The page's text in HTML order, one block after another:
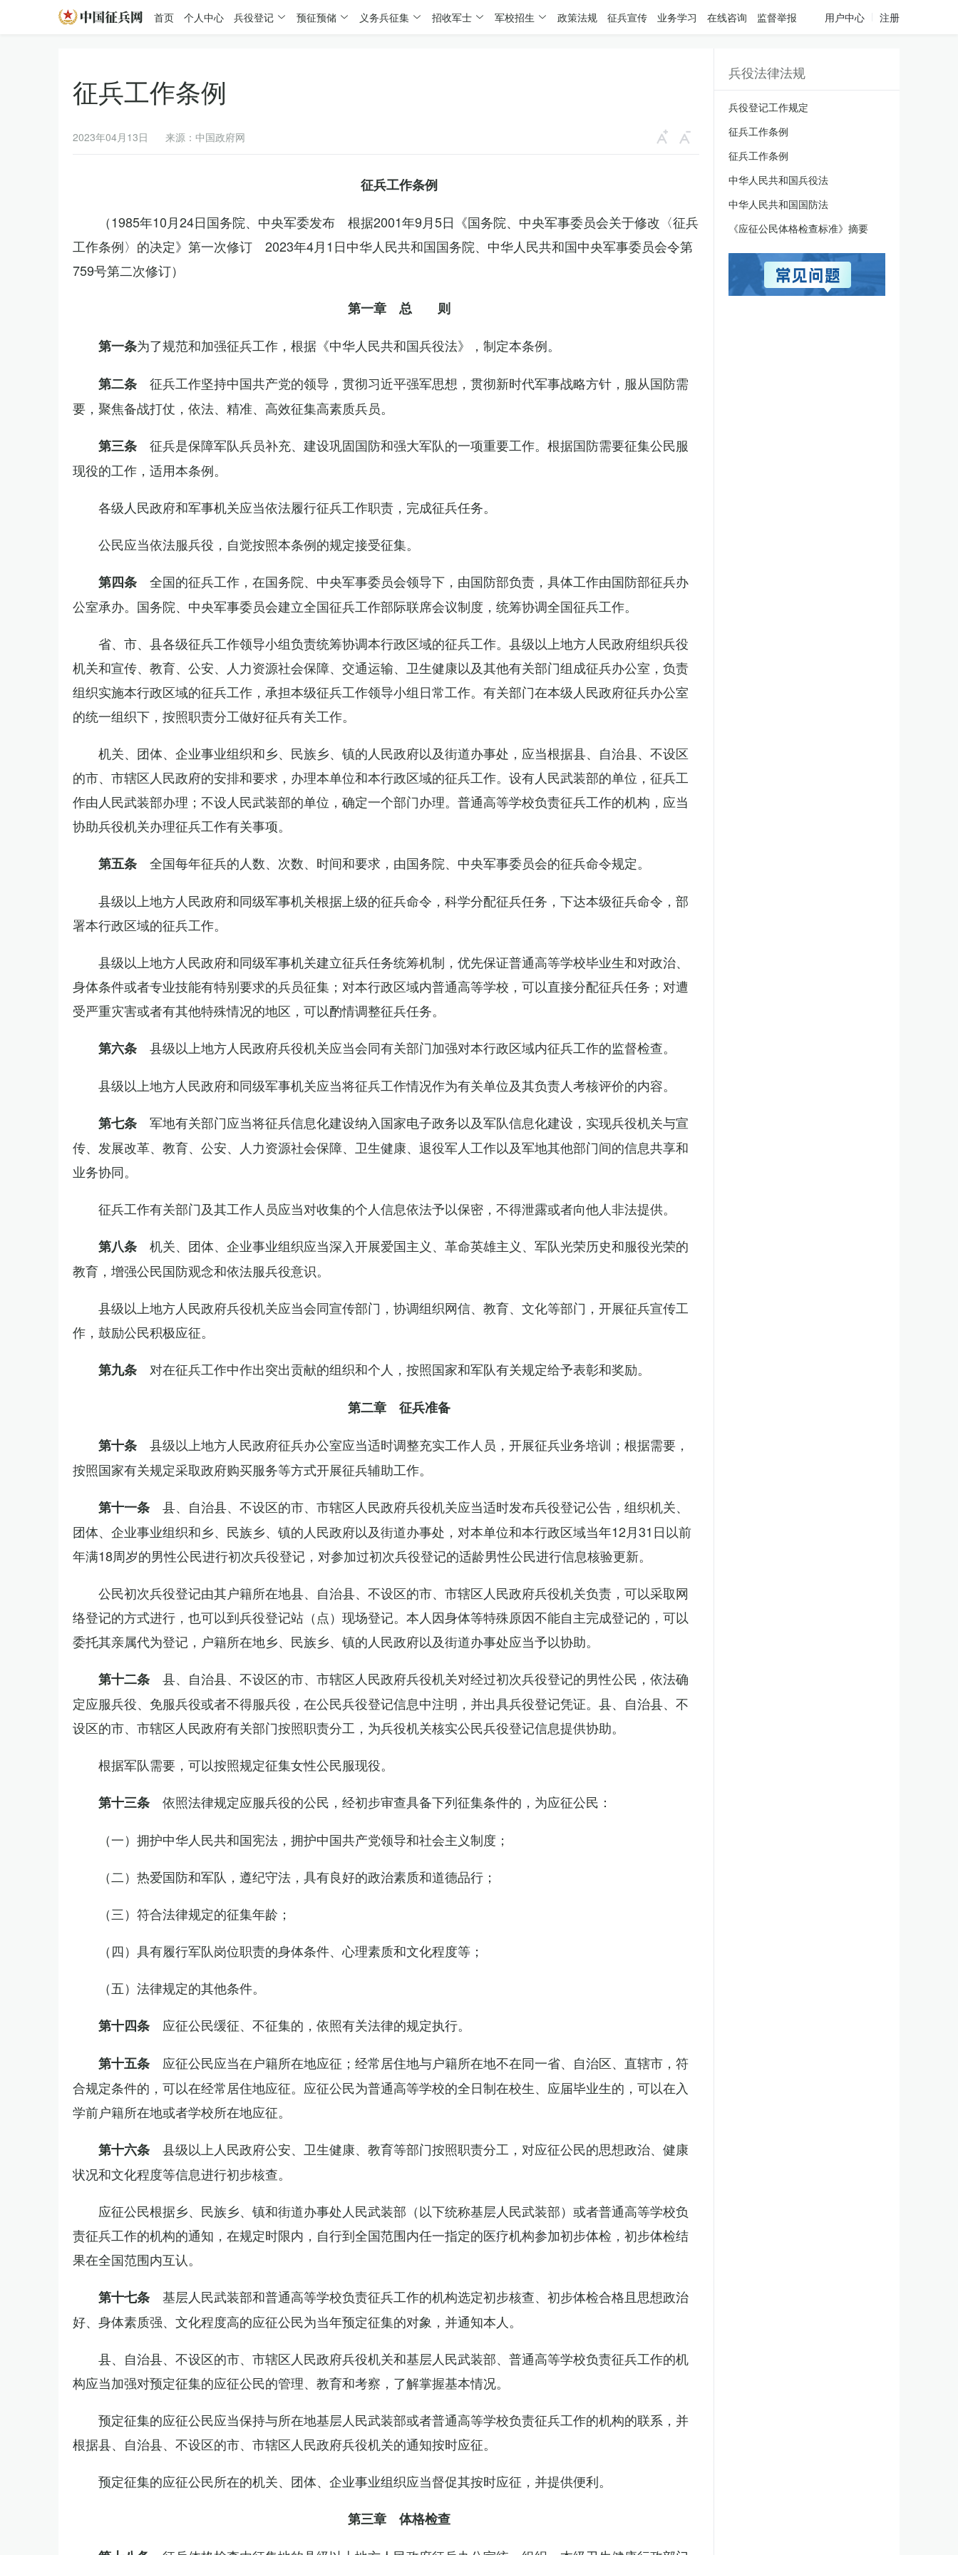
首页 个人中心 兵役登记 预征预储 义务兵征集 招收军士 军校招生 政策法规 征兵宣传 业务学习 在线咨询 监督举报 用户中心 注册
征兵工作条例
2023年04月13日 来源：中国政府网
征兵工作条例
（1985年10月24日国务院、中央军委发布 根据2001年9月5日《国务院、中央军事委员会关于修改〈征兵
工作条例〉的决定》第一次修订 2023年4月1日中华人民共和国国务院、中华人民共和国中央军事委员会令第
759号第二次修订）
第一章 总 则
第一条为了规范和加强征兵工作，根据《中华人民共和国兵役法》，制定本条例。
第二条 征兵工作坚持中国共产党的领导，贯彻习近平强军思想，贯彻新时代军事战略方针，服从国防需
要，聚焦备战打仗，依法、精准、高效征集高素质兵员。
第三条 征兵是保障军队兵员补充、建设巩固国防和强大军队的一项重要工作。根据国防需要征集公民服
现役的工作，适用本条例。
各级人民政府和军事机关应当依法履行征兵工作职责，完成征兵任务。
公民应当依法服兵役，自觉按照本条例的规定接受征集。
第四条 全国的征兵工作，在国务院、中央军事委员会领导下，由国防部负责，具体工作由国防部征兵办
公室承办。国务院、中央军事委员会建立全国征兵工作部际联席会议制度，统筹协调全国征兵工作。
省、市、县各级征兵工作领导小组负责统筹协调本行政区域的征兵工作。县级以上地方人民政府组织兵役
机关和宣传、教育、公安、人力资源社会保障、交通运输、卫生健康以及其他有关部门组成征兵办公室，负责
组织实施本行政区域的征兵工作，承担本级征兵工作领导小组日常工作。有关部门在本级人民政府征兵办公室
的统一组织下，按照职责分工做好征兵有关工作。
机关、团体、企业事业组织和乡、民族乡、镇的人民政府以及街道办事处，应当根据县、自治县、不设区
的市、市辖区人民政府的安排和要求，办理本单位和本行政区域的征兵工作。设有人民武装部的单位，征兵工
作由人民武装部办理；不设人民武装部的单位，确定一个部门办理。普通高等学校负责征兵工作的机构，应当
协助兵役机关办理征兵工作有关事项。
第五条 全国每年征兵的人数、次数、时间和要求，由国务院、中央军事委员会的征兵命令规定。
县级以上地方人民政府和同级军事机关根据上级的征兵命令，科学分配征兵任务，下达本级征兵命令，部
署本行政区域的征兵工作。
县级以上地方人民政府和同级军事机关建立征兵任务统筹机制，优先保证普通高等学校毕业生和对政治、
身体条件或者专业技能有特别要求的兵员征集；对本行政区域内普通高等学校，可以直接分配征兵任务；对遭
受严重灾害或者有其他特殊情况的地区，可以酌情调整征兵任务。
第六条 县级以上地方人民政府兵役机关应当会同有关部门加强对本行政区域内征兵工作的监督检查。
县级以上地方人民政府和同级军事机关应当将征兵工作情况作为有关单位及其负责人考核评价的内容。
第七条 军地有关部门应当将征兵信息化建设纳入国家电子政务以及军队信息化建设，实现兵役机关与宣
传、发展改革、教育、公安、人力资源社会保障、卫生健康、退役军人工作以及军地其他部门间的信息共享和
业务协同。
征兵工作有关部门及其工作人员应当对收集的个人信息依法予以保密，不得泄露或者向他人非法提供。
第八条 机关、团体、企业事业组织应当深入开展爱国主义、革命英雄主义、军队光荣历史和服役光荣的
教育，增强公民国防观念和依法服兵役意识。
县级以上地方人民政府兵役机关应当会同宣传部门，协调组织网信、教育、文化等部门，开展征兵宣传工
作，鼓励公民积极应征。
第九条 对在征兵工作中作出突出贡献的组织和个人，按照国家和军队有关规定给予表彰和奖励。
第二章 征兵准备
第十条 县级以上地方人民政府征兵办公室应当适时调整充实工作人员，开展征兵业务培训；根据需要，
按照国家有关规定采取政府购买服务等方式开展征兵辅助工作。
第十一条 县、自治县、不设区的市、市辖区人民政府兵役机关应当适时发布兵役登记公告，组织机关、
团体、企业事业组织和乡、民族乡、镇的人民政府以及街道办事处，对本单位和本行政区域当年12月31日以前
年满18周岁的男性公民进行初次兵役登记，对参加过初次兵役登记的适龄男性公民进行信息核验更新。
公民初次兵役登记由其户籍所在地县、自治县、不设区的市、市辖区人民政府兵役机关负责，可以采取网
络登记的方式进行，也可以到兵役登记站（点）现场登记。本人因身体等特殊原因不能自主完成登记的，可以
委托其亲属代为登记，户籍所在地乡、民族乡、镇的人民政府以及街道办事处应当予以协助。
第十二条 县、自治县、不设区的市、市辖区人民政府兵役机关对经过初次兵役登记的男性公民，依法确
定应服兵役、免服兵役或者不得服兵役，在公民兵役登记信息中注明，并出具兵役登记凭证。县、自治县、不
设区的市、市辖区人民政府有关部门按照职责分工，为兵役机关核实公民兵役登记信息提供协助。
根据军队需要，可以按照规定征集女性公民服现役。
第十三条 依照法律规定应服兵役的公民，经初步审查具备下列征集条件的，为应征公民：
（一）拥护中华人民共和国宪法，拥护中国共产党领导和社会主义制度；
（二）热爱国防和军队，遵纪守法，具有良好的政治素质和道德品行；
（三）符合法律规定的征集年龄；
（四）具有履行军队岗位职责的身体条件、心理素质和文化程度等；
（五）法律规定的其他条件。
第十四条 应征公民缓征、不征集的，依照有关法律的规定执行。
第十五条 应征公民应当在户籍所在地应征；经常居住地与户籍所在地不在同一省、自治区、直辖市，符
合规定条件的，可以在经常居住地应征。应征公民为普通高等学校的全日制在校生、应届毕业生的，可以在入
学前户籍所在地或者学校所在地应征。
第十六条 县级以上人民政府公安、卫生健康、教育等部门按照职责分工，对应征公民的思想政治、健康
状况和文化程度等信息进行初步核查。
应征公民根据乡、民族乡、镇和街道办事处人民武装部（以下统称基层人民武装部）或者普通高等学校负
责征兵工作的机构的通知，在规定时限内，自行到全国范围内任一指定的医疗机构参加初步体检，初步体检结
果在全国范围内互认。
第十七条 基层人民武装部和普通高等学校负责征兵工作的机构选定初步核查、初步体检合格且思想政治
好、身体素质强、文化程度高的应征公民为当年预定征集的对象，并通知本人。
县、自治县、不设区的市、市辖区人民政府兵役机关和基层人民武装部、普通高等学校负责征兵工作的机
构应当加强对预定征集的应征公民的管理、教育和考察，了解掌握基本情况。
预定征集的应征公民应当保持与所在地基层人民武装部或者普通高等学校负责征兵工作的机构的联系，并
根据县、自治县、不设区的市、市辖区人民政府兵役机关的通知按时应征。
预定征集的应征公民所在的机关、团体、企业事业组织应当督促其按时应征，并提供便利。
第三章 体格检查
兵役法律法规
兵役登记工作规定
征兵工作条例
征兵工作条例
中华人民共和国兵役法
中华人民共和国国防法
《应征公民体格检查标准》摘要